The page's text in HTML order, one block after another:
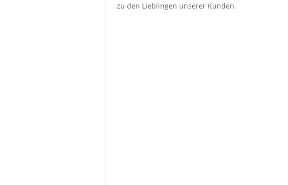
zu den Lieblingen unserer Kunden.